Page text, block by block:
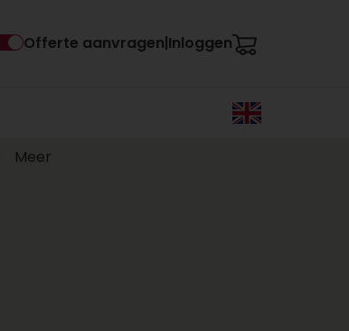
Offerte aanvragen Inloggen
Meer